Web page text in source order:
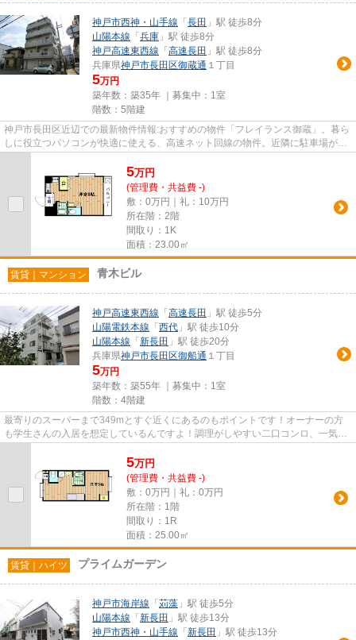
神戸市西神・山手線 「 長田 」駅 徒歩8分
山陽本線 「 兵庫 」駅 徒歩8分
神戸高速東西線 「 高速長田 」駅 徒歩8分
兵庫県神戸市長田区御蔵通 １丁目
5万円
築年数：築35年 ｜募集中： 1室
階数：5階建
神戸市長田区近辺での最新物件情報:おすすめの物件「フレイランス御蔵」。暮ら
しに役立つパソコンが快適に使える、高速ネット回線の物件。近隣に駐車場があ
5万円
(管理費・共益費 -)
敷：0万円｜礼：10万円
所在階：2階
間取り：1K
面積：23.00㎡
賃貸｜マンション 青木ビル
神戸高速東西線 「 高速長田 」駅 徒歩5分
山陽電鉄本線 「 西代 」駅 徒歩10分
山陽本線 「 新長田 」駅 徒歩20分
兵庫県神戸市長田区御船通 １丁目
5万円
築年数：築55年 ｜募集中： 1室
階数：4階建
最寄りのスーパーまで349mとすぐ近くにあるのもポイントです！オーナーの方
も学生さんの入居を想定しているんですよ！調理がしやすい二口コンロ、一気に
5万円
(管理費・共益費 -)
敷：0万円｜礼：0万円
所在階：1階
間取り：1R
面積：25.00㎡
賃貸｜ハイツ プライムガーデン
神戸市海岸線 「 苅藻 」駅 徒歩5分
山陽本線 「 新長田 」駅 徒歩13分
神戸市西神・山手線 「 新長田 」駅 徒歩13分